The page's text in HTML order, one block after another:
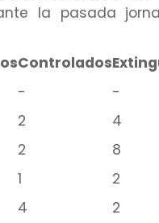
la pasada
Controlados
- -
2 4
2 8
1 2
4 2